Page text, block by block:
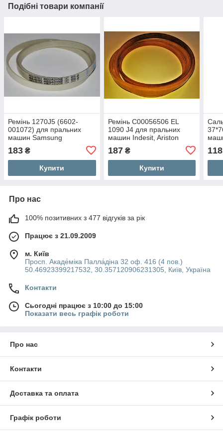
Подібні товари компанії
Ремінь 1270J5 (6602-
001072) для пральних
машин Samsung
183 ₴
Купити
Ремінь C00056506 EL
1090 J4 для пральних
машин Indesit, Ariston
187₴
Купити
118
Про нас
100% позитивних з 477 відгуків за рік
Працює з 21.09.2009
м. Київ
Просп. Акаде́міка Палла́діна 32 оф. 416 (4 пов.)
50.46923399217532, 30.357120906231305, Київ, Україна
Контакти
Сьогодні працює з 10:00 до 15:00
Показати весь графік роботи
Про нас
Контакти
Доставка та оплата
Графік роботи